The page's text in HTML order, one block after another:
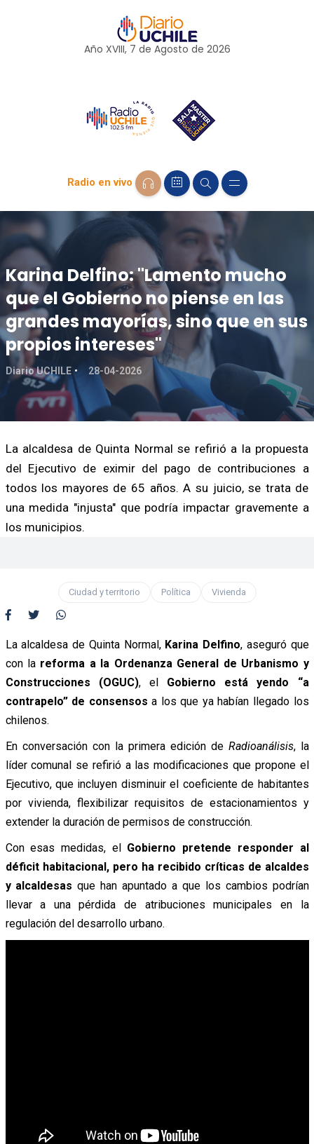
Año XVIII, 7 de Agosto de 2026
Radio en vivo
Karina Delfino: "Lamento mucho
que el Gobierno no piense en las
grandes mayorías, sino que en sus
propios intereses"
Diario UCHILE 28-04-2026
La alcaldesa de Quinta Normal se refirió a la propuesta
del Ejecutivo de eximir del pago de contribuciones a
todos los mayores de 65 años. A su juicio, se trata de
una medida "injusta" que podría impactar gravemente a
los municipios.
Ciudad y territorio Política Vivienda
La alcaldesa de Quinta Normal, Karina Delfino, aseguróque
con lareforma a la Ordenanza General de Urbanismo y
Construcciones (OGUC), elGobierno está yendo “a
contrapelo” de consensos a los que ya habían llegado los
chilenos.
En conversación con la primera edición de Radioanálisis, la
líder comunal se refirióa las modificaciones que propone el
Ejecutivo, que incluyen disminuir el coeficiente de habitantes
por vivienda, flexibilizar requisitos de estacionamientos y
extender la duración de permisos de construcción.
Con esas medidas, el Gobierno pretende responder al
déficit habitacional, pero ha recibido críticas de alcaldes
y alcaldesas que hanapuntado a que los cambios podrían
llevar a una pérdida de atribuciones municipales en la
regulación del desarrollo urbano.